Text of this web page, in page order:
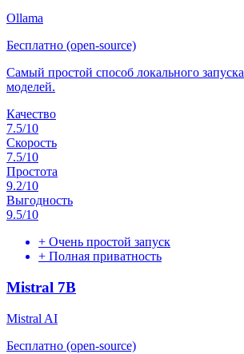
Ollama
Бесплатно (open-source)
Самый простой способ локального
моделей.
Качество
7.5/10
Скорость
7.5/10
Простота
9.2/10
Выгодность
9.5/10
+ Очень простой запуск
+ Полная приватность
Mistral 7B
Mistral AI
Бесплатно (open-source)